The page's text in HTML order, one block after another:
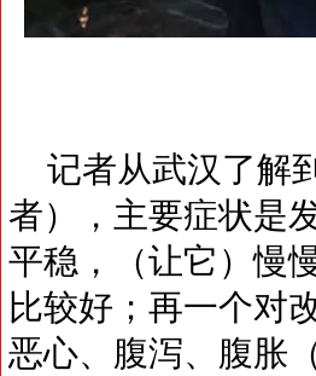
记者从武汉了解
者），主要症状是
平稳，（让它）慢
比较好；再一个对
恶心、腹泻、腹胀